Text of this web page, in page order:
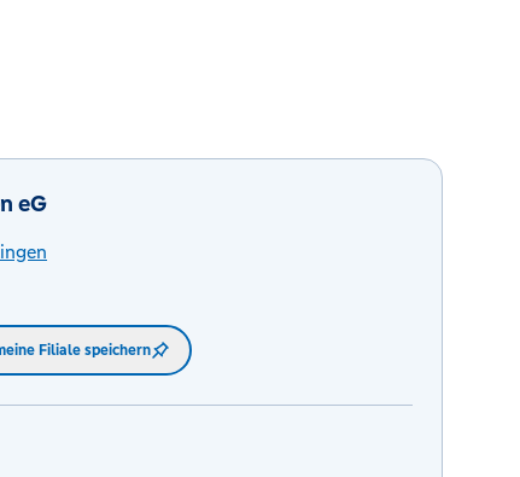
eG
Filiale speichern